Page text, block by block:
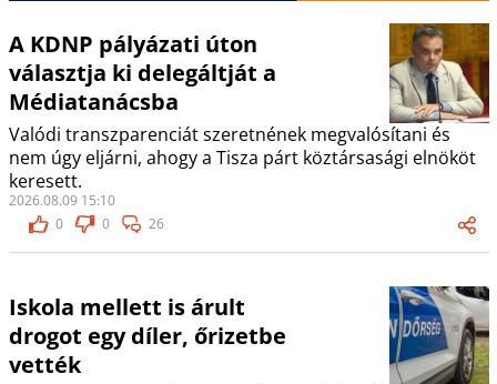
A KDNP pályázati úton
választja ki delegáltját a
Médiatanácsba
Valódi transzparenciát szeretnének megvalósítani és
nem úgy eljárni, ahogy a Tisza párt köztársasági elnököt
keresett.
2026.08.09 15:10
0
0 26
Iskola mellett is árult
drogot egy díler, őrizetbe
vették